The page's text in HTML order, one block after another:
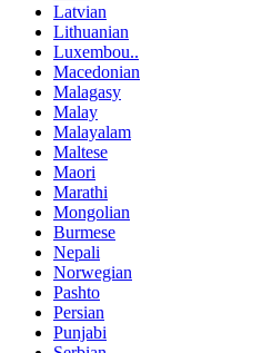
Latvian
Lithuanian
Luxembou..
Macedonian
Malagasy
Malay
Malayalam
Maltese
Maori
Marathi
Mongolian
Burmese
Nepali
Norwegian
Pashto
Persian
Punjabi